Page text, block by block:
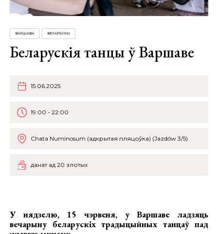
ВАРШАВА ВЕЧАРЫНЫ
Беларускія танцы ў Варшаве
15.06.2025
19:00 - 22:00
Chata Numinosum (адкрытая пляцоўка) (Jazdów 3/5)
данат ад 20 злотых
У нядзелю, 15 чэрвеня, у Варшаве ладзяць
вечарыну беларускіх традыцыйных танцаў пад